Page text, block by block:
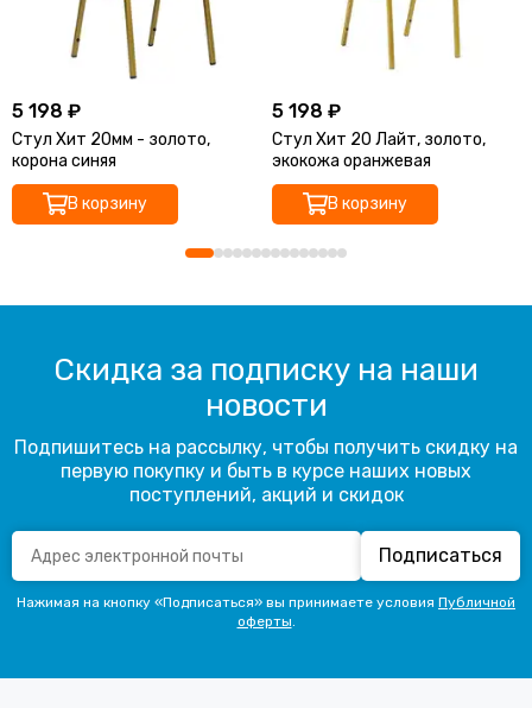
5 198 ₽
Стул Хит 20мм - золото,
корона синяя
В корзину
5 198 ₽
Стул Хит 20 Лайт, золото,
экокожа оранжевая
В корзину
Скидка за подписку на наши
новости
Подпишитесь на рассылку, чтобы получить скидку на
первую покупку и быть в курсе наших новых
поступлений, акций и скидок
Подписаться
Нажимая на кнопку «Подписаться» вы принимаете условия Публичной
оферты.